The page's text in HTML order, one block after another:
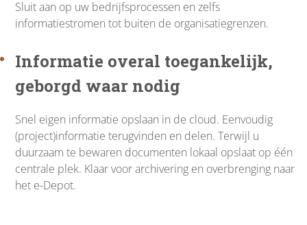
Sluit aan op uw bedrijfsprocessen en zelfs
informatiestromen tot buiten de organisatiegrenzen.
Informatie overal toegankelijk,
geborgd waar nodig
Snel eigen informatie opslaan in de cloud. Eenvoudig
(project)informatie terugvinden en delen. Terwijl u
duurzaam te bewaren documenten lokaal opslaat op één
centrale plek. Klaar voor archivering en overbrenging naar
het e-Depot.